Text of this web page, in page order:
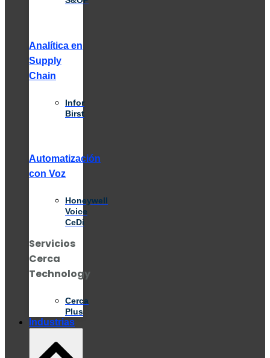
Analítica en
Supply
Chain
Infor
Birst
Automatización
con Voz
Honeywell
Voice
CeDi
Servicios
Cerca
Technology
Cerca
Plus
Industrias